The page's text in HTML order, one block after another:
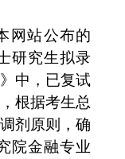
网站公布的
研究生拟录
中，已复试
根据考生总
剂原则，确
院金融专业